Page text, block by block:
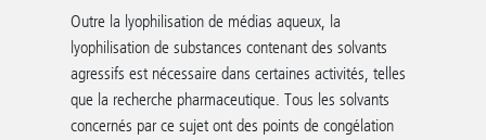
Outre la lyophilisation de médias aqueux, la
lyophilisation de substances contenant des solvants
agressifs est nécessaire dans certaines activités, telles
que la recherche pharmaceutique. Tous les solvants
concernés par ce sujet ont des points de congélation